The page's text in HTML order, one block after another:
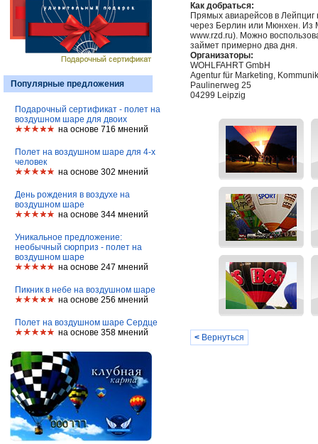
Популярные предложения
Подарочный сертификат - полет на
воздушном шаре для двоих
на основе 716 мнений
Полет на воздушном шаре для 4-х
человек
на основе 302 мнений
День рождения в воздухе на
воздушном шаре
на основе 344 мнений
Уникальное предложение:
необычный сюрприз - полет на
воздушном шаре
на основе 247 мнений
Пикник в небе на воздушном шаре
на основе 256 мнений
Полет на воздушном шаре Сердце
на основе 358 мнений
Как добраться:
Прямых авиарейсов в Лейпциг
через Берлин или Мюнхен. Из
www.rzd.ru). Можно
займет примерно два дня.
Организаторы:
WOHLFAHRT GmbH
Agentur für Marketing,
Paulinerweg 25
04299 Leipzig
< Вернуться